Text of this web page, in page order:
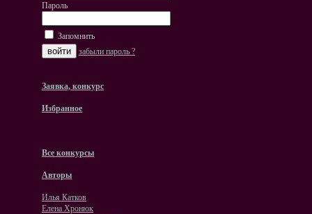
Пароль
Запомнить
забыли пароль ?
Заявка, конкурс
Избранное
Все конкурсы
Авторы
Илья Катков
Елена Хронюк